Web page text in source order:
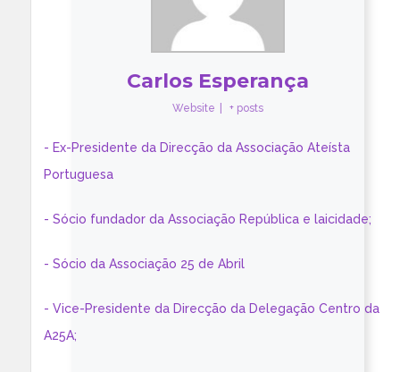
Carlos Esperança
Website + posts
- Ex-Presidente da Direcção da Associação Ateísta
Portuguesa
- Sócio fundador da Associação República e laicidade;
- Sócio da Associação 25 de Abril
- Vice-Presidente da Direcção da Delegação Centro da
A25A;